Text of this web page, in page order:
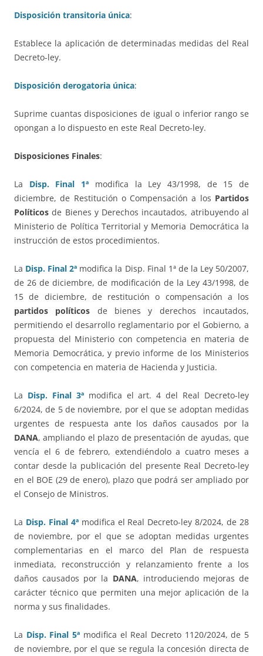
Disposición transitoria única:
Establece la aplicación de determinadas medidas del Real
Decreto-ley.
Disposición derogatoria única:
Suprime cuantas disposiciones de igual o inferior rango se
opongan a lo dispuesto en este Real Decreto-ley.
Disposiciones Finales:
La Disp. Final 1ª modifica la Ley 43/1998, de 15 de
diciembre, de Restitución o Compensación a los Partidos
Políticos de Bienes y Derechos incautados, atribuyendo al
Ministerio de Política Territorial y Memoria Democrática la
instrucción de estos procedimientos.
La Disp. Final 2ª modifica la Disp. Final 1ª de la Ley 50/2007,
de 26 de diciembre, de modificación de la Ley 43/1998, de
15 de diciembre, de restitución o compensación a los
partidos políticos de bienes y derechos incautados,
permitiendo el desarrollo reglamentario por el Gobierno, a
propuesta del Ministerio con competencia en materia de
Memoria Democrática, y previo informe de los Ministerios
con competencia en materia de Hacienda y Justicia.
La Disp. Final 3ªmodifica el art. 4 del Real Decreto-ley
6/2024, de 5 de noviembre, por el que se adoptan medidas
urgentes de respuesta ante los daños causados por la
DANA, ampliando el plazo de presentación de ayudas, que
vencía el 6 de febrero, extendiéndolo a cuatro meses a
contar desde la publicación del presente Real Decreto-ley
en el BOE (29 de enero), plazo que podrá ser ampliado por
el Consejo de Ministros.
La Disp. Final 4ª modifica el Real Decreto-ley 8/2024, de 28
de noviembre, por el que se adoptan medidas urgentes
complementarias en el marco del Plan de respuesta
inmediata, reconstrucción y relanzamiento frente a los
daños causados por la DANA, introduciendo mejoras de
carácter técnico que permiten una mejor aplicación de la
norma y sus finalidades.
La Disp. Final 5ª modifica el Real Decreto 1120/2024, de 5
de noviembre, por el que se regula la concesión directa de